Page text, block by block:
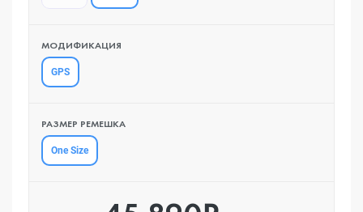
МОДИФИКАЦИЯ
GPS
РАЗМЕР РЕМЕШКА
One Size